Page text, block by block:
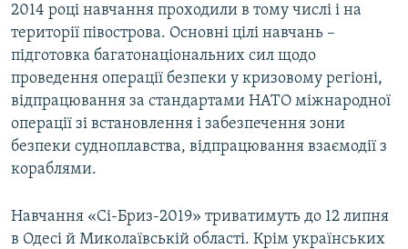
2014 році навчання проходили в тому числі і на
території півострова. Основні цілі навчань –
підготовка багатонаціональних сил щодо
проведення операції безпеки у кризовому регіоні,
відпрацювання за стандартами НАТО міжнародної
операції зі встановлення і забезпечення зони
безпеки судноплавства, відпрацювання взаємодії з
кораблями.
Навчання «Сі-Бриз-2019» триватимуть до 12 липня
в Одесі й Миколаївській області. Крім українських